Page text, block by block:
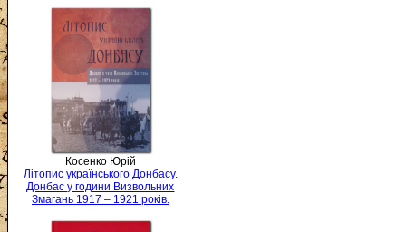
Косенко Юрій
Літопис українського Донбасу.
Донбас у години Визвольних
Змагань 1917 – 1921 років.